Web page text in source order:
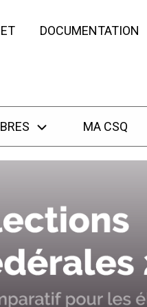
DOCUMENTATION
MA CSQ